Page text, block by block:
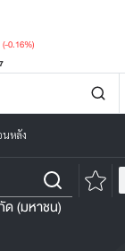
(-0.16%)
นหลัง
ด (มหาชน)